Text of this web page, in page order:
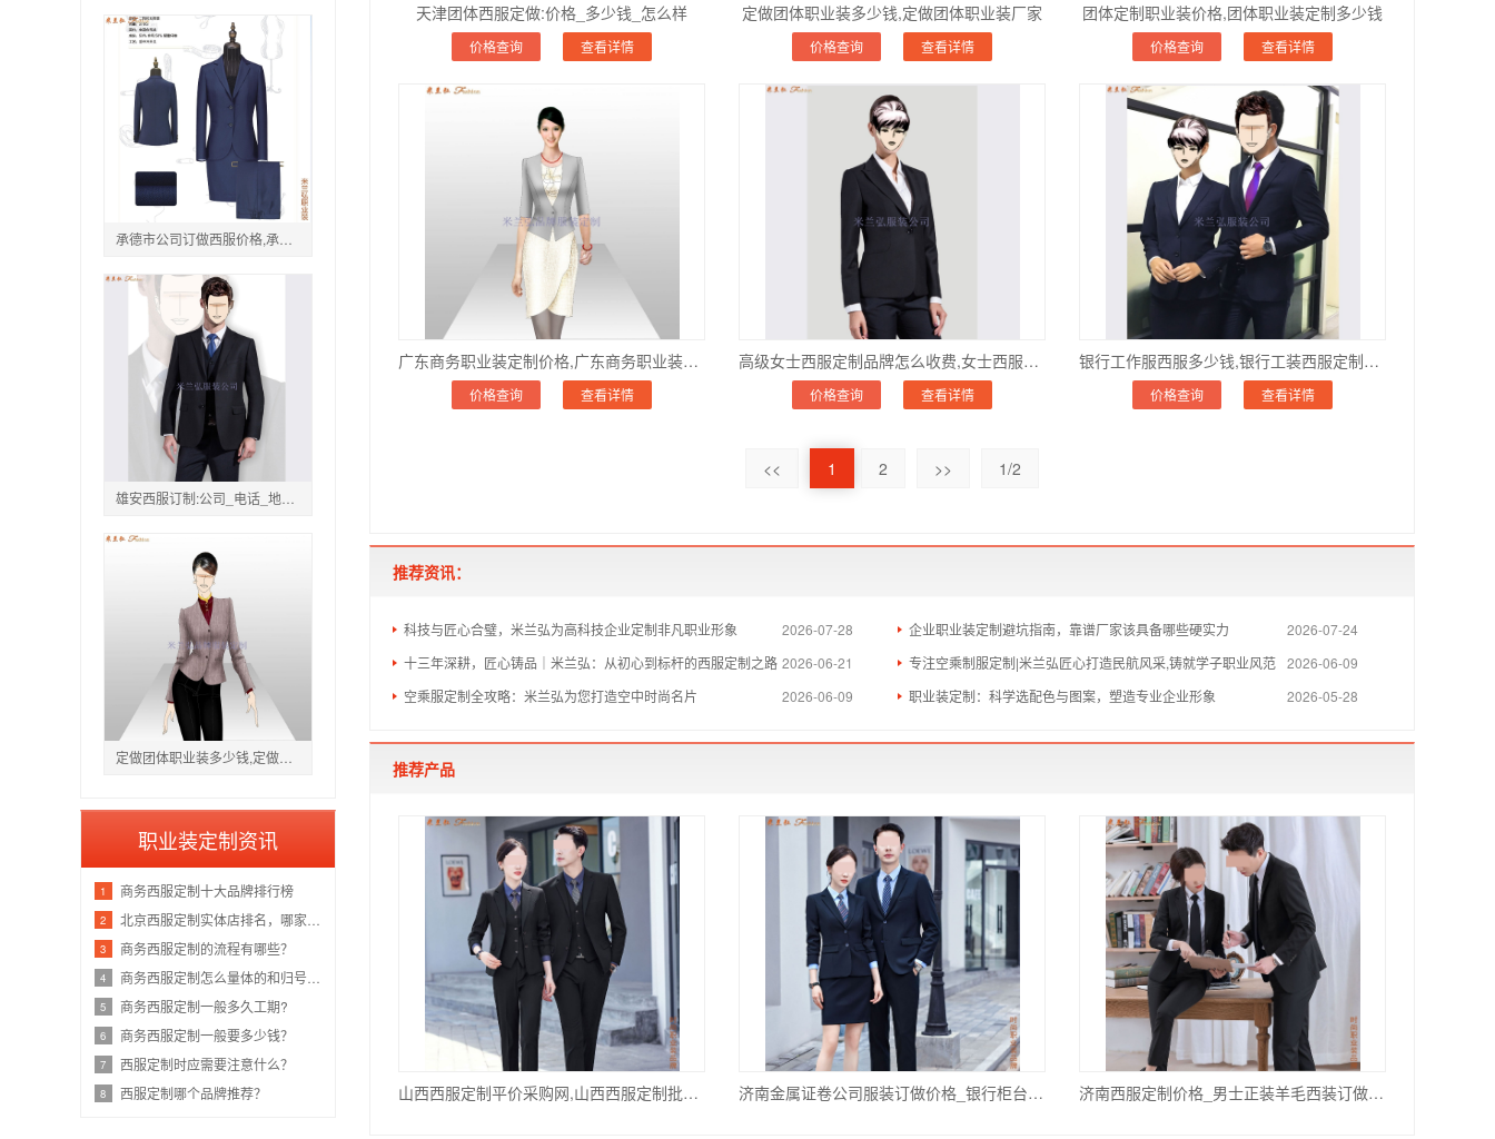
天津团体西服定做:价格_多少钱_怎么样
价格查询 查看详情
定做团体职业装多少钱,定做团体职业装厂家
价格查询 查看详情
团体定制职业装价格,团体职业装定制多少钱
价格查询 查看详情
广东商务职业装定制价格,广东商务职业装定制哪家好
价格查询 查看详情
高级女士西服定制品牌怎么收费,女士西服品牌定制价钱
价格查询 查看详情
银行工作服西服多少钱,银行工装西服定制价格
价格查询 查看详情
<< 1 2 >> 1/2
推荐资讯：
2026-07-28
科技与匠心合璧，米兰弘为高科技企业定制非凡职业形象 2026-07-24
企业职业装定制避坑指南，靠谱厂家该具备哪些硬实力
2026-06-21
十三年深耕，匠心铸品｜米兰弘：从初心到标杆的西服定制之路 2026-06-09
专注空乘制服定制|米兰弘匠心打造民航风采,铸就学子职业风范
2026-06-09
空乘服定制全攻略：米兰弘为您打造空中时尚名片 2026-05-28
职业装定制：科学选配色与图案，塑造专业企业形象
推荐产品
山西西服定制平价采购网,山西西服定制批发现货价格-舒适抗皱 济南金属证卷公司服装订做价格_银行柜台正装套装订制推荐_团体更优惠 济南西服定制价格_男士正装羊毛西装订做_免费上门量体
职业装定制资讯
1 商务西服定制十大品牌排行榜
2
3 商务西服定制的流程有哪些？
4
5 商务西服定制一般多久工期?
6 商务西服定制一般要多少钱？
7 西服定制时应需要注意什么？
8 西服定制哪个品牌推荐？